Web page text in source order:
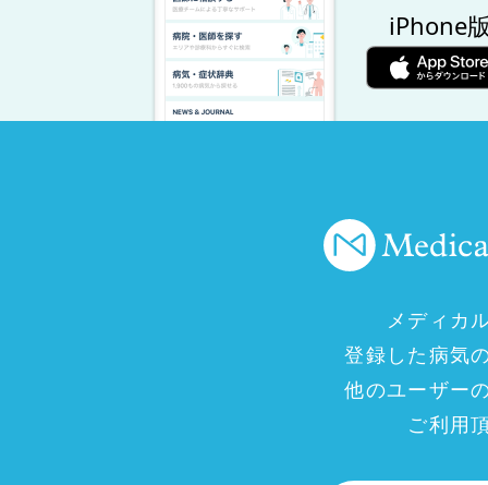
iPhone
メディカ
登録した病気
他のユーザー
ご利用